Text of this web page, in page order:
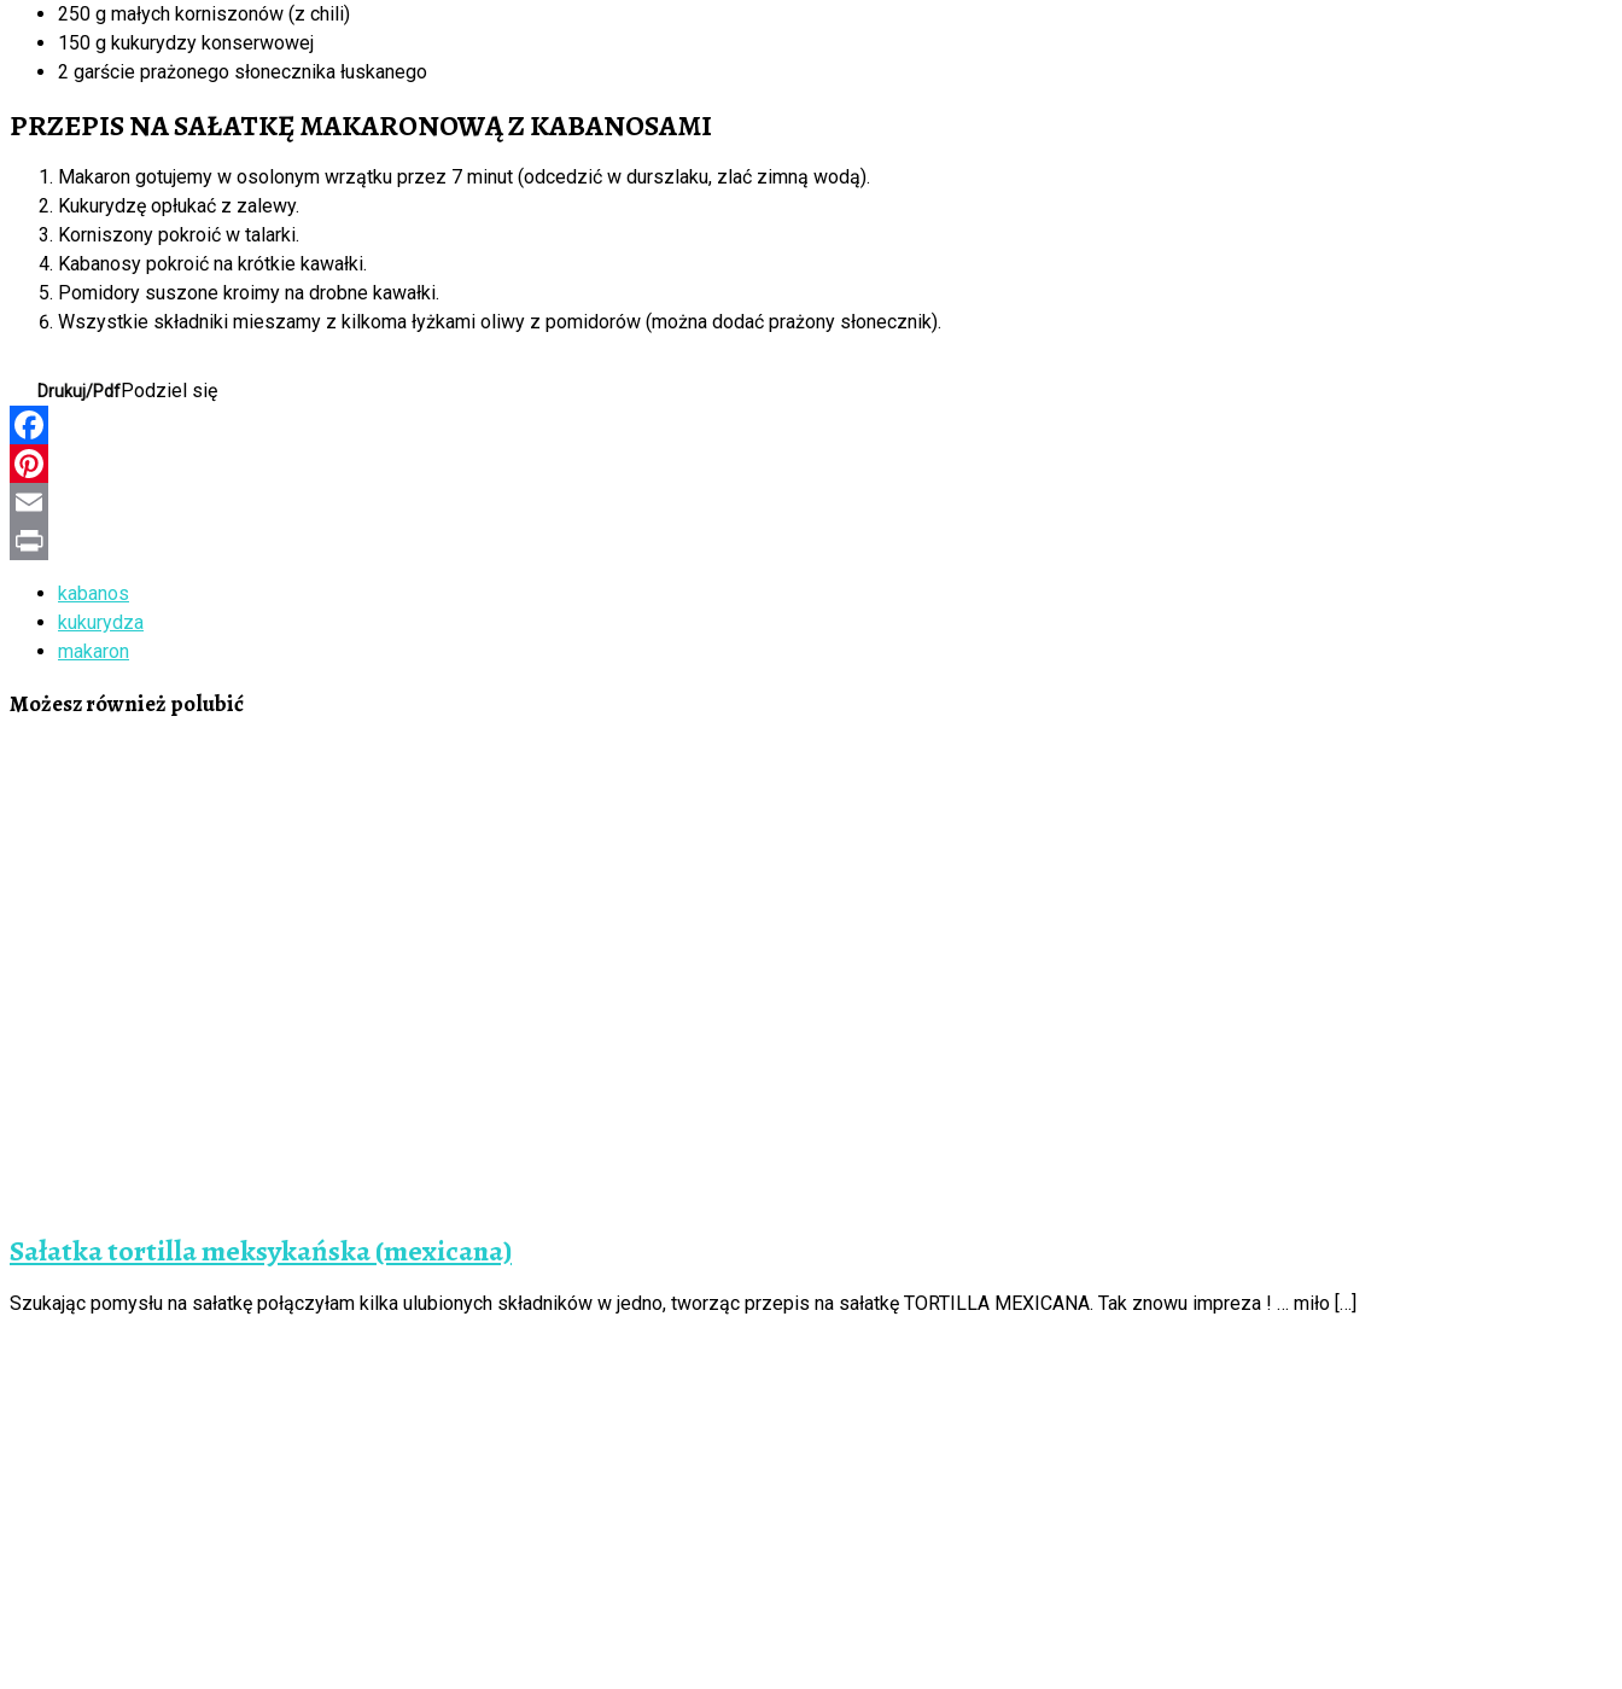
250 g małych korniszonów (z chili)
150 g kukurydzy konserwowej
2 garście prażonego słonecznika łuskanego
PRZEPIS NA SAŁATKĘ MAKARONOWĄ Z KABANOSAMI
Makaron gotujemy w osolonym wrzątku przez 7 minut (odcedzić w durszlaku, zlać zimną wodą).
Kukurydzę opłukać z zalewy.
Korniszony pokroić w talarki.
Kabanosy pokroić na krótkie kawałki.
Pomidory suszone kroimy na drobne kawałki.
Wszystkie składniki mieszamy z kilkoma łyżkami oliwy z pomidorów (można dodać prażony słonecznik).
Drukuj/PdfPodziel się
Facebook
Pinterest
Email
kabanos
kukurydza
makaron
Możesz również polubić
Sałatka tortilla meksykańska (mexicana)
Szukając pomysłu na sałatkę połączyłam kilka ulubionych składników w jedno, tworząc przepis na sałatkę TORTILLA MEXICANA. Tak znowu impreza ! … miło […]